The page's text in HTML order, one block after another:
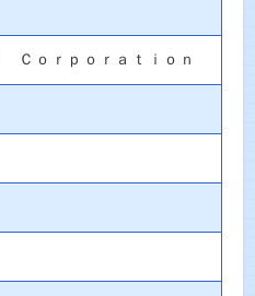
ｏｒｐｏｒａｔｉｏｎ